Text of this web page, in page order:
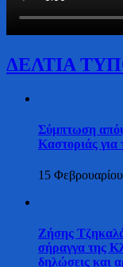
ΔΕΛΤΙΑ
Σύμπτωση
Καστοριάς για
15
Ζήσης
σήραγγα της
δηλώσεις και